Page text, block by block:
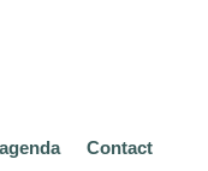
Contact